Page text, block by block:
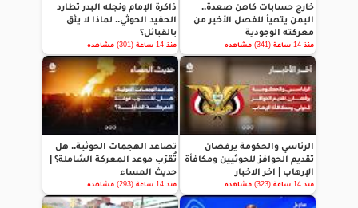
خارج حسابات كاهن صعدة..
اليمن يتهيأ للفصل الأخير من
معركته الوجودية
منذ 14 ساعة (341) مشاهده
ذاكرة الإمام ونجله البدر تطارد
الحفيد الحوثي.. لماذا لا يثق
بالقبائل؟
منذ 14 ساعة (301) مشاهده
الرئاسي والحكومة يرفضان
تقديم الحوافز للحوثيين ومكافأة
الإرهاب | اخر الاخبار
منذ 14 ساعة (323) مشاهده
تصاعد الهجمات الحوثية.. هل
تُقرّب موعد المعركة الشاملة؟ |
حديث المساء
منذ 14 ساعة (293) مشاهده